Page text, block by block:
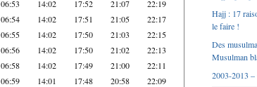
06:53 14:02 17:52 21:07 22:19
06:54 14:02 17:51 21:05 22:17
06:55 14:02 17:50 21:03 22:15
06:56 14:02 17:50 21:02 22:13
06:58 14:02 17:49 21:00 22:11
06:59 14:01 17:48 20:58 22:09
Hajj : 17
le faire !
Des
Musulman
2003-2013 –